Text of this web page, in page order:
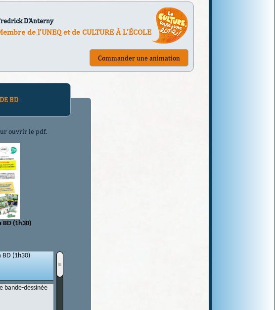
D'Anterny
de l'UNEQ et de CULTURE À L'ÉCOLE
Commander une animation
BD
ouvrir le pdf.
(1h30)
(1h30)
bande-dessinée